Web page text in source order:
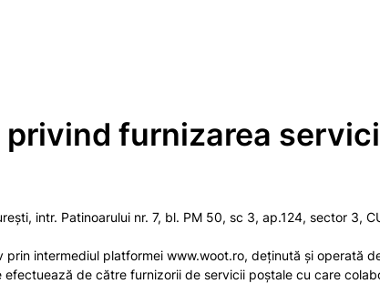
furnizarea
intr. Patinoarului nr. 7, bl. PM 50, sc 3, ap.124, sector
prin intermediul platformei www.woot.ro, deținută și operată
de către furnizorii de servicii poștale cu care